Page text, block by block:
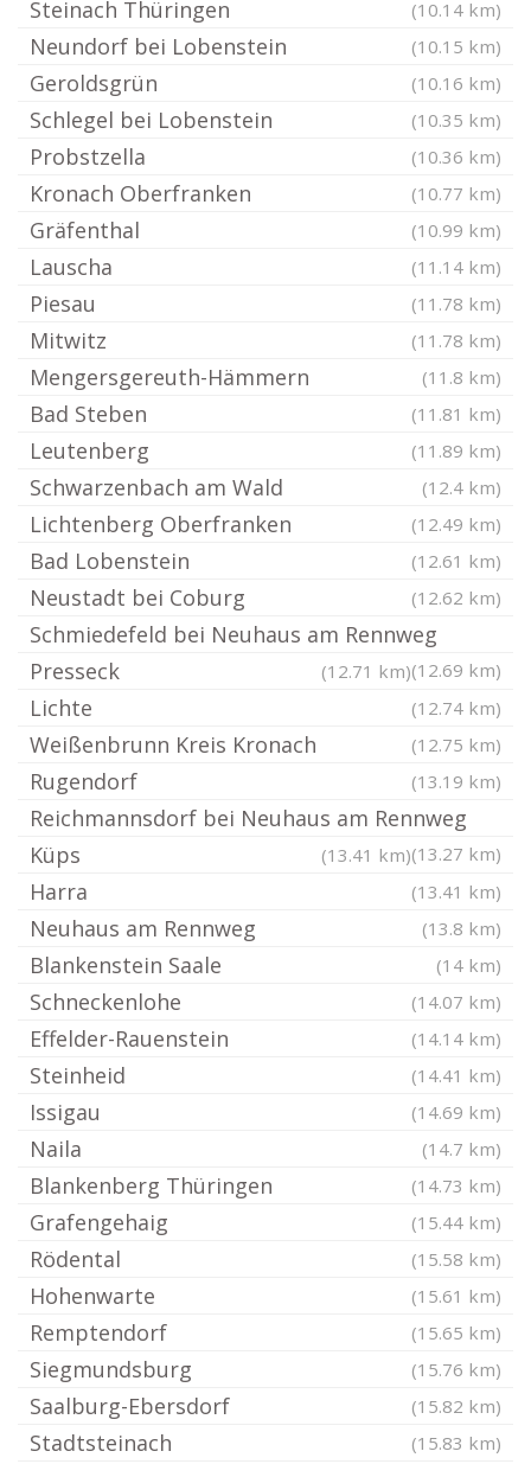
Steinach Thüringen (10.14 km)
Neundorf bei Lobenstein (10.15 km)
Geroldsgrün (10.16 km)
Schlegel bei Lobenstein (10.35 km)
Probstzella (10.36 km)
Kronach Oberfranken (10.77 km)
Gräfenthal (10.99 km)
Lauscha (11.14 km)
Piesau (11.78 km)
Mitwitz (11.78 km)
Mengersgereuth-Hämmern (11.8 km)
Bad Steben (11.81 km)
Leutenberg (11.89 km)
Schwarzenbach am Wald (12.4 km)
Lichtenberg Oberfranken (12.49 km)
Bad Lobenstein (12.61 km)
Neustadt bei Coburg (12.62 km)
Schmiedefeld bei Neuhaus am Rennweg
(12.69 km)
Presseck (12.71 km)
Lichte (12.74 km)
Weißenbrunn Kreis Kronach (12.75 km)
Rugendorf (13.19 km)
Reichmannsdorf bei Neuhaus am Rennweg
(13.27 km)
Küps (13.41 km)
Harra (13.41 km)
Neuhaus am Rennweg (13.8 km)
Blankenstein Saale (14 km)
Schneckenlohe (14.07 km)
Effelder-Rauenstein (14.14 km)
Steinheid (14.41 km)
Issigau (14.69 km)
Naila (14.7 km)
Blankenberg Thüringen (14.73 km)
Grafengehaig (15.44 km)
Rödental (15.58 km)
Hohenwarte (15.61 km)
Remptendorf (15.65 km)
Siegmundsburg (15.76 km)
Saalburg-Ebersdorf (15.82 km)
Stadtsteinach (15.83 km)